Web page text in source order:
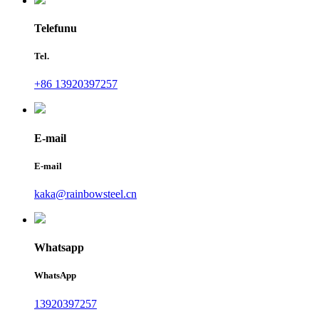
Telefunu
Tel.
+86 13920397257
E-mail
E-mail
kaka@rainbowsteel.cn
Whatsapp
WhatsApp
13920397257